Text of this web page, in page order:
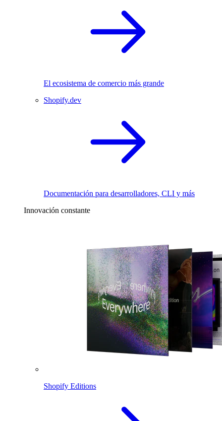
El ecosistema de comercio más grande
Shopify.dev
Documentación para desarrolladores, CLI y más
Innovación constante
Shopify Editions